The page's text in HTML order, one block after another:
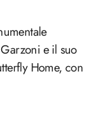
e il suo
Home, con